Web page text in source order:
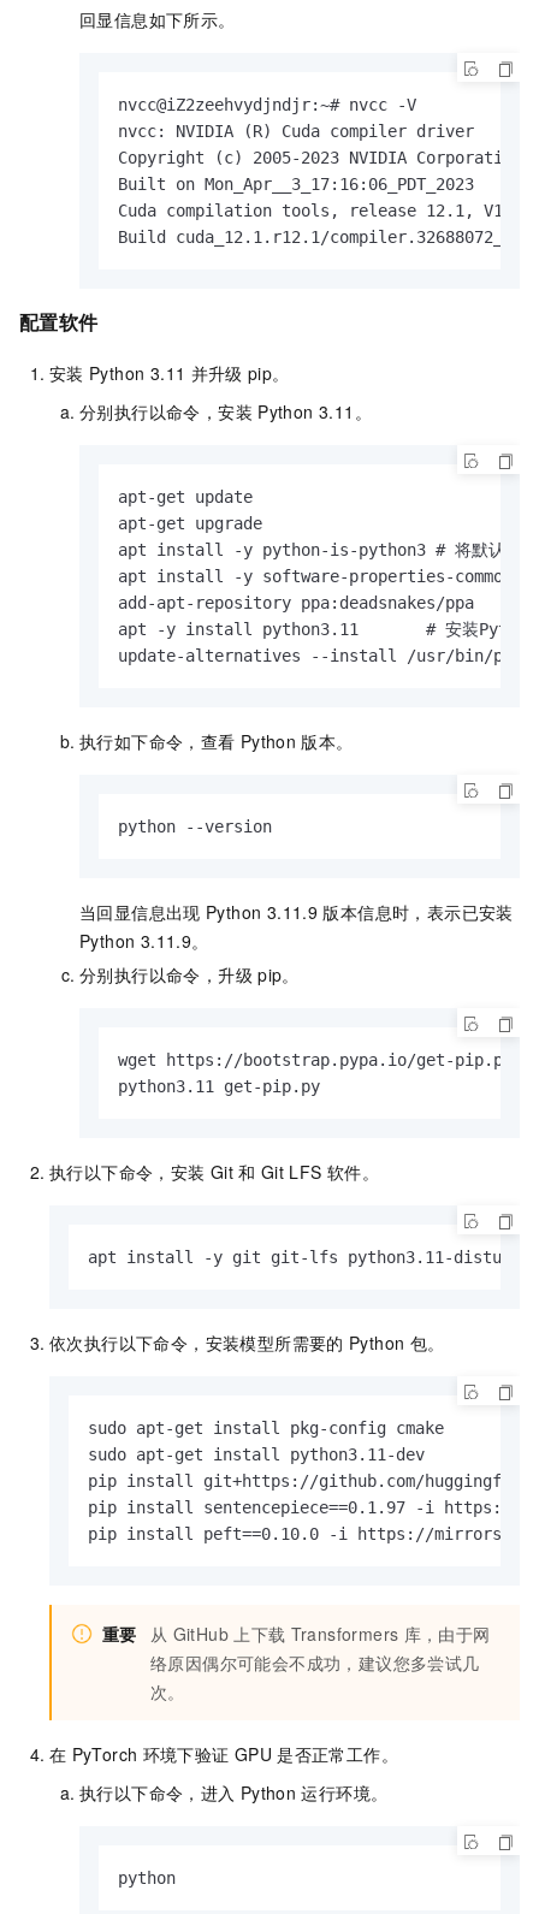
回显信息如下所示。
nvcc@iZ2zeehvydjndjr:~# nvcc -V
nvcc: NVIDIA (R) Cuda compiler driver
Copyright (c) 2005-2023 NVIDIA Corporation
Built on Mon_Apr__3_17:16:06_PDT_2023
Cuda compilation tools, release 12.1,
Build cuda_12.1.r12.1/compiler.32688072_0
配置软件
安装 Python 3.11 并升级 pip。
分别执行以命令，安装 Python 3.11。
apt-get update
apt-get upgrade
apt install -y python-is-python3 # 将默认
apt install -y software-properties-common   #
add-apt-repository ppa:deadsnakes/ppa       #
apt -y install python3.11       # 安装Python
update-alternatives --install /usr/bin/
执行如下命令，查看 Python 版本。
python --version
当回显信息出现 Python 3.11.9 版本信息时，表示已安装
Python 3.11.9。
分别执行以命令，升级 pip。
wget https://bootstrap.pypa.io/get-pip.py
python3.11 get-pip.py
执行以下命令，安装 Git 和 Git LFS 软件。
apt install -y git git-lfs python3.11-distutils
依次执行以下命令，安装模型所需要的 Python 包。
sudo apt-get install pkg-config cmake
sudo apt-get install python3.11-dev
pip install git+https://github.com/huggingface/
pip install sentencepiece==0.1.97 -i https://
pip install peft==0.10.0 -i https://
重要 从 GitHub 上下载 Transformers 库，由于网
络原因偶尔可能会不成功，建议您多尝试几
次。
在 PyTorch 环境下验证 GPU 是否正常工作。
执行以下命令，进入 Python 运行环境。
python